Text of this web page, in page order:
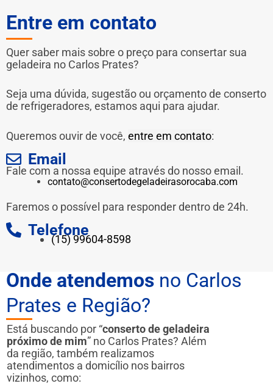
Entre em contato
Quer saber mais sobre o preço para consertar sua
geladeira no Carlos Prates?
Seja uma dúvida, sugestão ou orçamento de conserto
de refrigeradores, estamos aqui para ajudar.
Queremos ouvir de você, entre em contato:
Email
Fale com a nossa equipe através do nosso email.
contato@consertodegeladeirasorocaba.com
Faremos o possível para responder dentro de 24h.
Telefone
(15) 99604-8598
Onde atendemos no Carlos
Prates e Região?
Está buscando por “conserto de geladeira
próximo de mim” no Carlos Prates? Além
da região, também realizamos
atendimentos a domicílio nos bairros
vizinhos, como: